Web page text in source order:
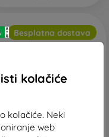
kolačiće
kolačiće. Neki
web
Besplatna dostava